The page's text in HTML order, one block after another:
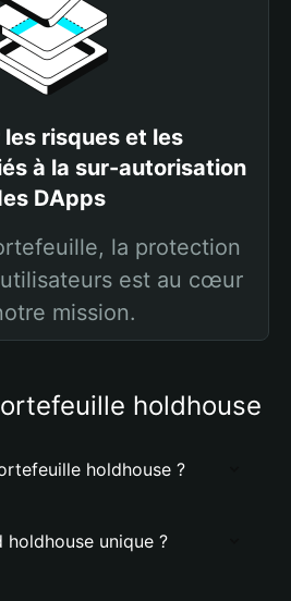
les risques et les
à la sur-autorisation
DApps
la protection
est au cœur
mission.
holdhouse
holdhouse ?
unique ?